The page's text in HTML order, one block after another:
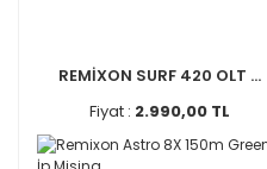
REMİXON SURF 420 OLT ...
Fiyat : 2.990,00 TL